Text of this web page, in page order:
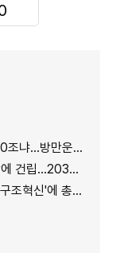
속 산정체계 도마에
…2030년 완공
혁신'에 총력"